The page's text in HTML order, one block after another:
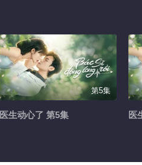
第5集
医生动心了 第5集 医